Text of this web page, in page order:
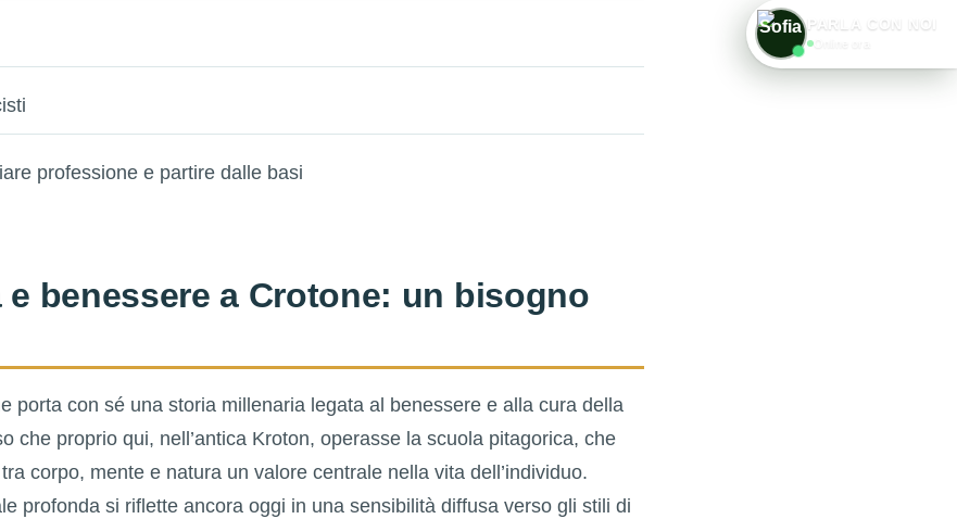
professione e partire dalle basi
e benessere a Crotone: un bisogno
porta con sé una storia millenaria legata al benessere e alla cura della
che proprio qui, nell’antica Kroton, operasse la scuola pitagorica, che
corpo, mente e natura un valore centrale nella vita dell’individuo.
profonda si riflette ancora oggi in una sensibilità diffusa verso gli stili di
PARLA CON NOI
Online ora